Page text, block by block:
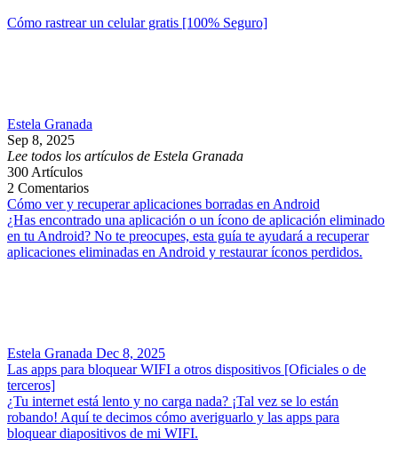
Cómo rastrear un celular gratis [100% Seguro]
Estela Granada
Sep 8, 2025
Lee todos los artículos de Estela Granada
300Artículos
2 Comentarios
Cómo ver y recuperar aplicaciones borradas en Android
¿Has encontrado una aplicación o un ícono de aplicación eliminado
en tu Android? No te preocupes, esta guía te ayudará a recuperar
aplicaciones eliminadas en Android y restaurar íconos perdidos.
Estela Granada Dec 8, 2025
Las apps para bloquear WIFI a otros dispositivos [Oficiales o de
terceros]
¿Tu internet está lento y no carga nada? ¡Tal vez se lo están
robando! Aquí te decimos cómo averiguarlo y las apps para
bloquear diapositivos de mi WIFI.